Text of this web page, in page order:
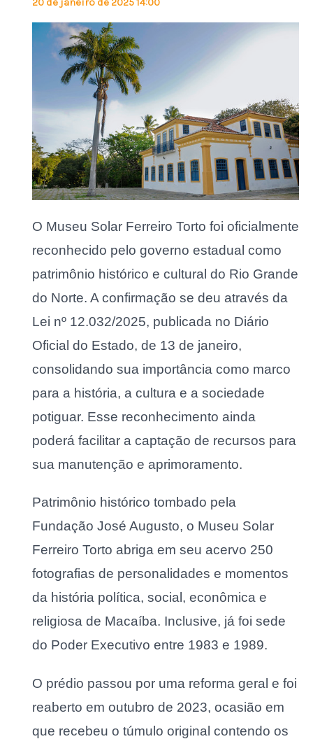
O Museu Solar Ferreiro Torto foi oficialmente
reconhecido pelo governo estadual como
patrimônio histórico e cultural do Rio Grande
do Norte. A confirmação se deu através da
Lei nº 12.032/2025, publicada no Diário
Oficial do Estado, de 13 de janeiro,
consolidando sua importância como marco
para a história, a cultura e a sociedade
potiguar. Esse reconhecimento ainda
poderá facilitar a captação de recursos para
sua manutenção e aprimoramento.
Patrimônio histórico tombado pela
Fundação José Augusto, o Museu Solar
Ferreiro Torto abriga em seu acervo 250
fotografias de personalidades e momentos
da história política, social, econômica e
religiosa de Macaíba. Inclusive, já foi sede
do Poder Executivo entre 1983 e 1989.
O prédio passou por uma reforma geral e foi
reaberto em outubro de 2023, ocasião em
que recebeu o túmulo original contendo os